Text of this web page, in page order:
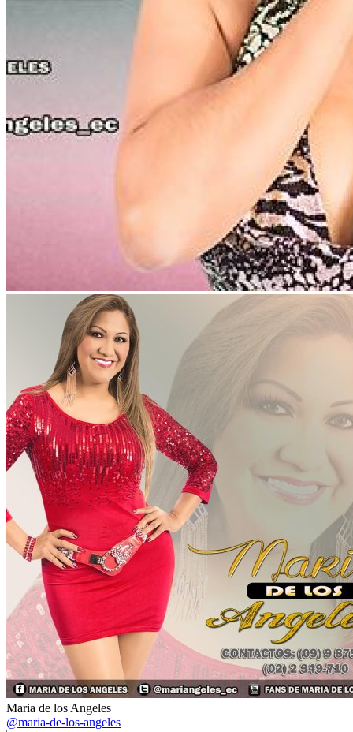
Maria de los Angeles
@maria-de-los-angeles